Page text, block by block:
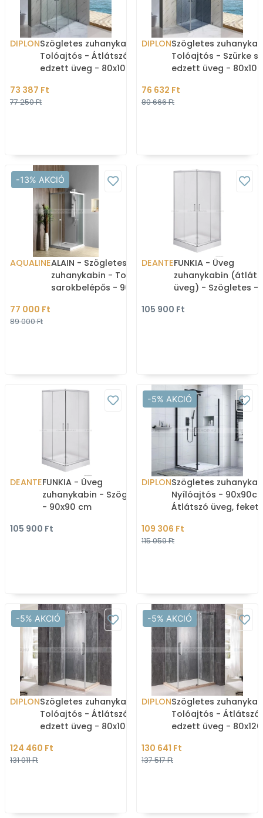
DIPLONSzögletes zuhanykabin -
Tolóajtós - Átlátszó
edzett üveg - 80x100 cm
73 387 Ft
77 250 Ft
DIPLONSzögletes
Tolóajtós - Szürke
edzett üveg -
76 632 Ft
80 666 Ft
-13% AKCIÓ
AQUALINEALAIN - Szögletes
zuhanykabin - Tolóajtós,
sarokbelépős - 90x90 -
77 000 Ft
89 000 Ft
DEANTEFUNKIA - Üveg
zuhanykabin
üveg) - Szögletes -
105 900 Ft
DEANTEFUNKIA - Üveg
zuhanykabin - Szögletes
- 90x90 cm
105 900 Ft
-5% AKCIÓ
DIPLONSzögletes
Nyílóajtós -
Átlátszó üveg,
109 306 Ft
115 059 Ft
-5% AKCIÓ
DIPLONSzögletes zuhanykabin -
Tolóajtós - Átlátszó
edzett üveg - 80x100 cm
124 460 Ft
131 011 Ft
-5% AKCIÓ
DIPLONSzögletes
Tolóajtós - Átlátszó
edzett üveg -
130 641 Ft
137 517 Ft